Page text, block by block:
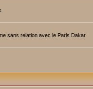
sans relation avec le Paris Dakar